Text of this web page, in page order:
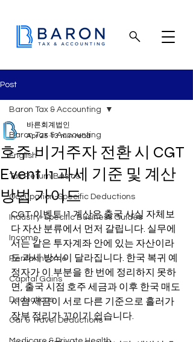
Post
Baron Tax & Accounting
English
Tax Return Basics
Occupation-Specific Deductions
Industry-Specific Business Guides
Income
Rental income
Capital Gains
Deductions
Car & Travel Deductions
Baron Tax & Accounting
호주 비거주자 전환 시 CGT
Event I1 과세 기준 및 계산
방법 가이드
바른회계법인
Apr 25 13 min read
CGT 이벤트 I1 계산은 출국 사실 자체보
다 자산 분류에서 먼저 갈립니다. 실무에
서는 같은 투자계좌 안에 있는 자산이라
도 과세 방식이 달라집니다. 한국 복귀 예
정자가 이 부분을 한 번에 정리하지 못하
면, 출국 시점 호주 세금과 이후 한국 매도
시점 세금이 서로 다른 기준으로 흘러가
장부 정리가 꼬이기 쉽습니다.